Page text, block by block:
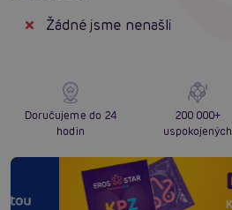
Žádné jsme nenašli
Doručujeme do 24
hodin
200 000+
uspokojených